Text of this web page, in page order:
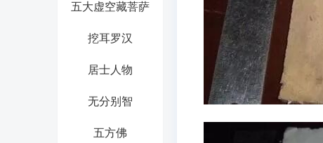
五大虚空藏菩萨
挖耳罗汉
居士人物
无分别智
五方佛